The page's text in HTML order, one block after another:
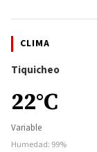
CLIMA
Tiquicheo
22°C
Variable
Humedad: 99%